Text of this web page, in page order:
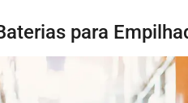
para